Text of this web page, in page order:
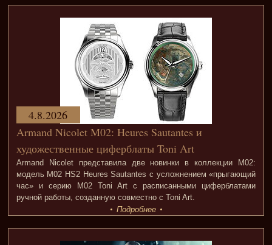
Armand Nicolet M02: Heures Sautantes и
художественные циферблаты Toni Art
Armand Nicolet представила две новинки в коллекции M02:
модель M02 HS2 Heures Sautantes с усложнением «прыгающий
час» и серию M02 Toni Art с расписанными циферблатами
ручной работы, созданную совместно с Toni Art.
4.8.2026
Подробнее